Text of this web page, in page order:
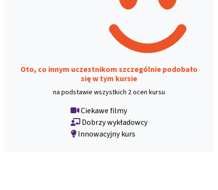
Oto, co innym uczestnikom szczególnie podobało
się w tym kursie
na podstawie wszystkich 2 ocen kursu
Ciekawe filmy
Dobrzy wykładowcy
Innowacyjny kurs